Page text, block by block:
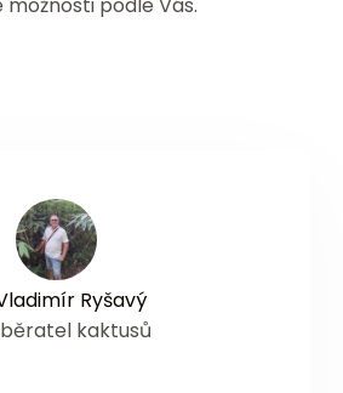
Ryšavý
kaktusů